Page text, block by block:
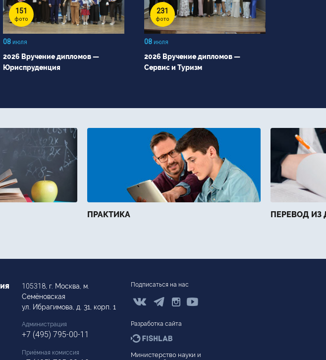
151
фото
08 июля
2026 Вручение дипломов —
Юриспруденция
231
фото
08 июля
2026 Вручение дипломов —
Сервис и Туризм
ПРАКТИКА ПЕРЕВОД ИЗ
Подписаться на нас
  
Разработка сайта
Министерство науки и
105318 , г. Москва, м.
Семёновская
ул. Ибрагимова, д. 31, корп. 1
Администрация
+7 (495) 795-00-11
Приёмная комиссия